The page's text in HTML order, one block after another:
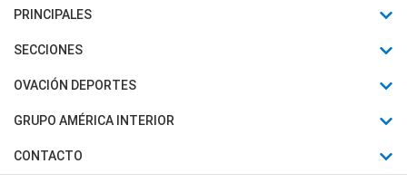
PRINCIPALES
Últimas Noticias
Política
Judiciales
SECCIONES
Horóscopo
Motores
Trucos caseros
OVACIÓN DEPORTES
Fútbol
Mundial
Automovilismo
GRUPO AMÉRICA INTERIOR
Canal 7 en Vivo
CONTACTO